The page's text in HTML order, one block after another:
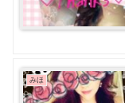
みほ